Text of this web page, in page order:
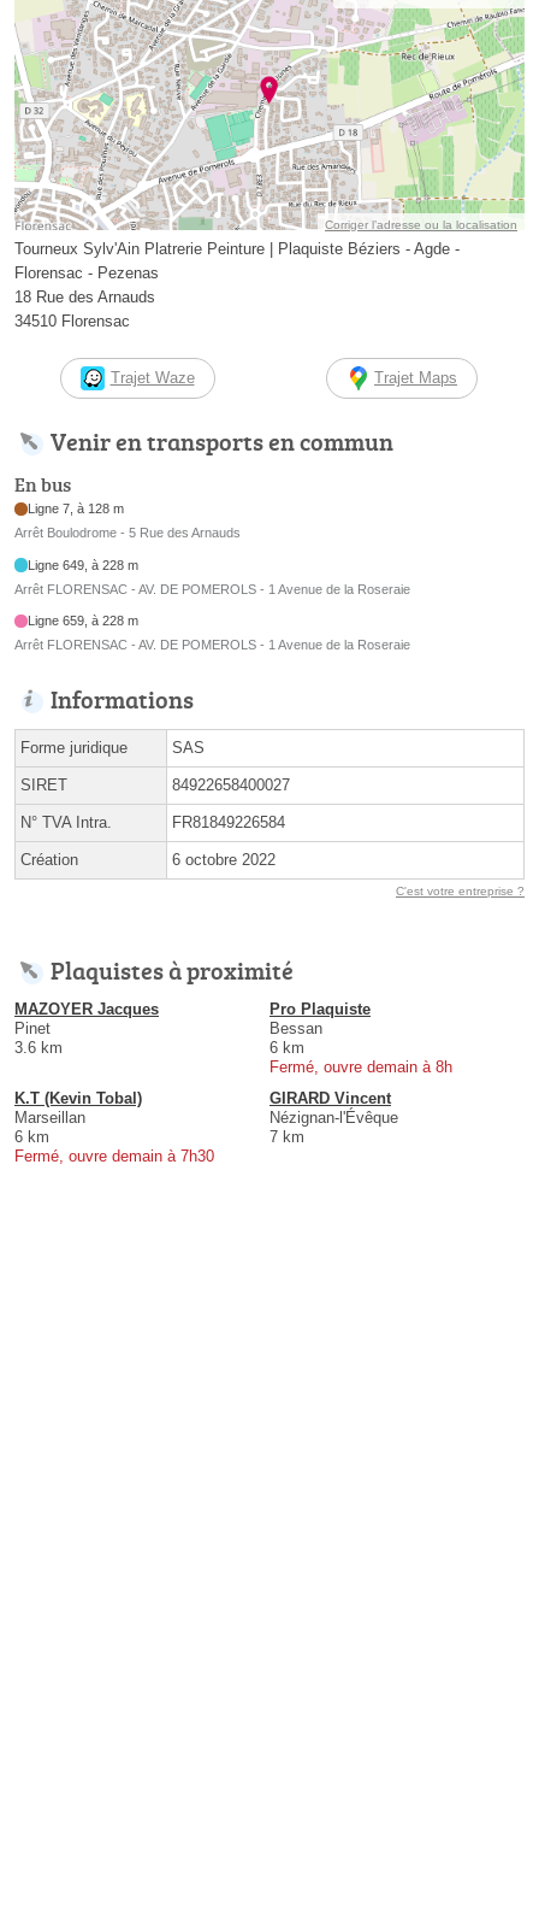
Corriger l’adresse ou la localisation
Tourneux Sylv'Ain Platrerie Peinture | Plaquiste Béziers - Agde -
Florensac - Pezenas
18 Rue des Arnauds
34510 Florensac
Trajet Waze Trajet Maps
Venir en transports en commun
En bus
Ligne 7, à 128 m
Arrêt Boulodrome - 5 Rue des Arnauds
Ligne 649, à 228 m
Arrêt FLORENSAC - AV. DE POMEROLS - 1 Avenue de la Roseraie
Ligne 659, à 228 m
Arrêt FLORENSAC - AV. DE POMEROLS - 1 Avenue de la Roseraie
Informations
Forme juridique SAS
SIRET 84922658400027
N° TVA Intra. FR81849226584
Création 6 octobre 2022
C'est votre entreprise ?
Plaquistes à proximité
MAZOYER Jacques
Pinet
3.6 km
Pro Plaquiste
Bessan
6 km
Fermé, ouvre demain à 8h
K.T (Kevin Tobal)
Marseillan
6 km
Fermé, ouvre demain à 7h30
GIRARD Vincent
Nézignan-l'Évêque
7 km